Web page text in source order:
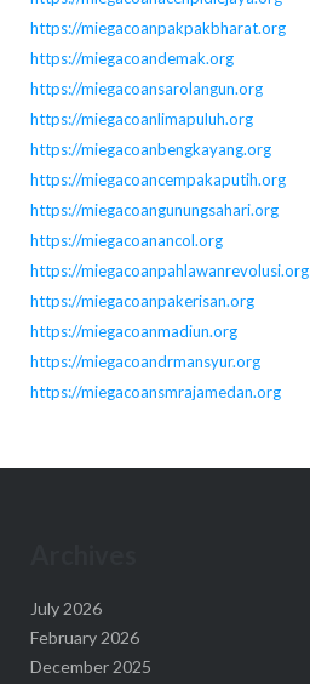
https://miegacoanpakpakbharat.org
https://miegacoandemak.org
https://miegacoansarolangun.org
https://miegacoanlimapuluh.org
https://miegacoanbengkayang.org
https://miegacoancempakaputih.org
https://miegacoangunungsahari.org
https://miegacoanancol.org
https://miegacoanpahlawanrevolusi.org
https://miegacoanpakerisan.org
https://miegacoanmadiun.org
https://miegacoandrmansyur.org
https://miegacoansmrajamedan.org
July 2026
February 2026
December 2025